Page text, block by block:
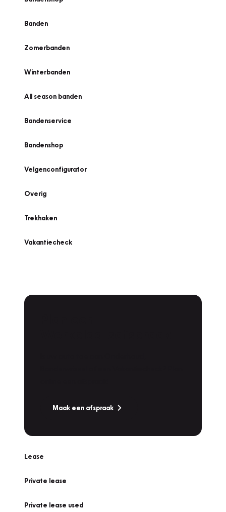
Banden
Zomerbanden
Winterbanden
All season banden
Bandenservice
Bandenshop
Velgenconfigurator
Overig
Trekhaken
Vakantiecheck
Maak een afspraak
Lease
Private lease
Private lease used